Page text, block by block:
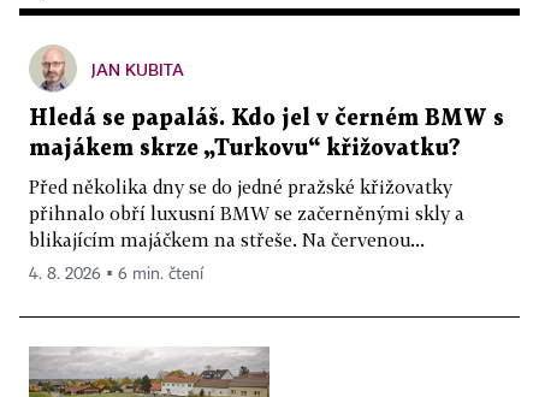
JAN KUBITA
Hledá se papaláš. Kdo jel v černém BMW s
majákem skrze „Turkovu“ křižovatku?
Před několika dny se do jedné pražské křižovatky
přihnalo obří luxusní BMW se začerněnými skly a
blikajícím majáčkem na střeše. Na červenou...
4. 8. 2026 ▪ 6 min. čtení